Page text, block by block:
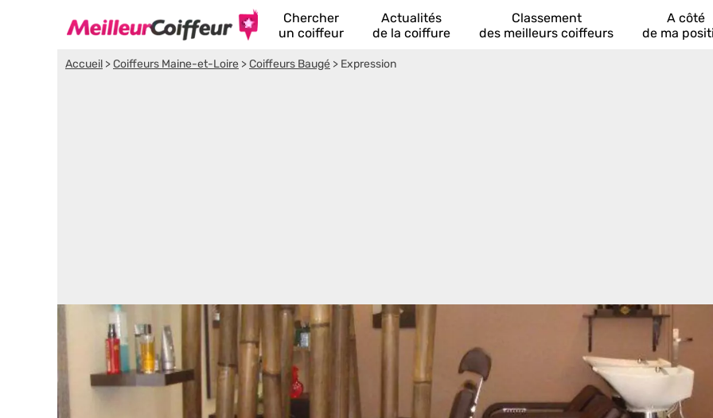
Chercher
un coiffeur
Actualités
de la coiffure
Classement
des meilleurs coiffeurs
A côté
de ma
Accueil >Coiffeurs Maine-et-Loire >Coiffeurs Baugé > Expression